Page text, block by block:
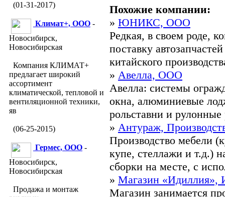
(01-31-2017)
Климат+, ООО -
Новосибирск,
Новосибирская
Компания КЛИМАТ+
предлагает широкий
ассортимент
климатической, тепловой и
вентиляционной техники,
яв
(06-25-2015)
Гермес, ООО -
Новосибирск,
Новосибирская
Продажа и монтаж
Похожие компании:
» ЮНИКС, ООО
Редкая, в своем роде,
поставку
китайского
» Авелла, ООО
Авелла: системы
окна, алюминиевые
рольставни и
» Антураж,
Производство мебели
купе, стеллажи и т.д.)
сборки на месте, с
» Магазин «Идиллия»,
Магазин занимается